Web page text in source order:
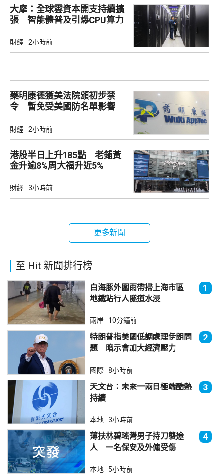
大摩：全球雲資本開支持續擴
張 智能體普及引爆CPU算力
財經 2小時前
藥明康德獲美法院頒初步禁
令 暫免受美國防名單影響
財經 2小時前
港股半日上升185點 老鋪黃
金升逾8%周大福升近5%
財經 3小時前
更多新聞
至 Hit 新聞排行榜
白海豚外圍雨帶掃上海市區
地鐵站行人隧道水浸
1
兩岸 10分鐘前
特朗普指美國低調處理伊朗問
題 暗示會加大經濟壓力
2
國際 8小時前
天文台：未來一兩日極端酷熱
持續
3
本地 3小時前
薄扶林碧瑤灣男子持刀襲途
人 一名保安及外傭受傷
4
本地 5小時前